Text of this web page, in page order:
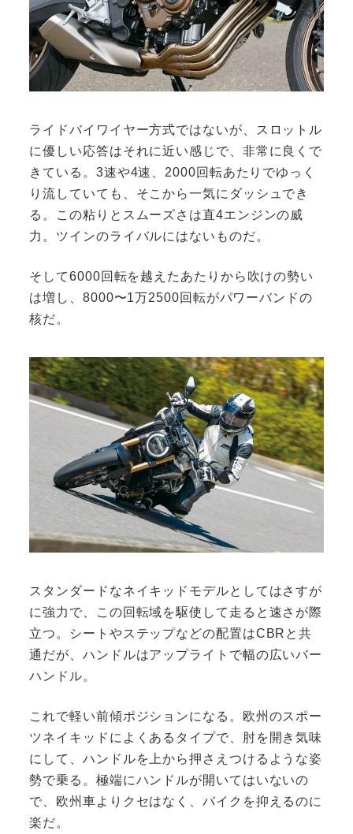
ライドバイワイヤー方式ではないが、スロットル
に優しい応答はそれに近い感じで、非常に良くで
きている。3速や4速、2000回転あたりでゆっく
り流していても、そこから一気にダッシュでき
る。この粘りとスムーズさは直4エンジンの威
力。ツインのライバルにはないものだ。
そして6000回転を越えたあたりから吹けの勢い
は増し、8000〜1万2500回転がパワーバンドの
核だ。
スタンダードなネイキッドモデルとしてはさすが
に強力で、この回転域を駆使して走ると速さが際
立つ。シートやステップなどの配置はCBRと共
通だが、ハンドルはアップライトで幅の広いバー
ハンドル。
これで軽い前傾ポジションになる。欧州のスポー
ツネイキッドによくあるタイプで、肘を開き気味
にして、ハンドルを上から押さえつけるような姿
勢で乗る。極端にハンドルが開いてはいないの
で、欧州車よりクセはなく、バイクを抑えるのに
楽だ。